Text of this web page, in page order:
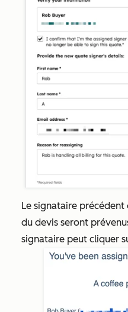
Le signataire
du devis seront
signataire peut cliquer